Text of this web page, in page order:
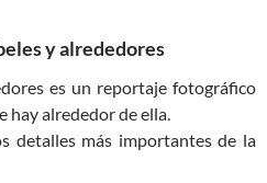
y alrededores
es un reportaje fotográfico
hay alrededor de ella.
detalles más importantes de la